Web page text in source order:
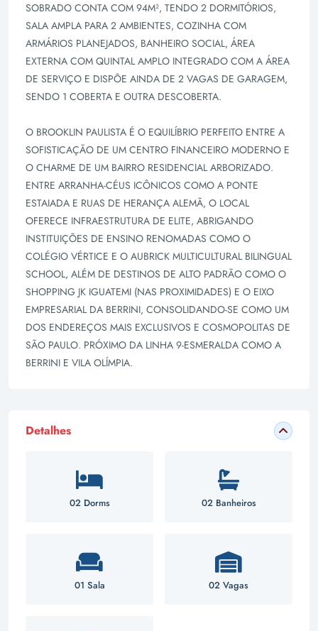
SOBRADO CONTA COM 94M², TENDO 2 DORMITÓRIOS,
SALA AMPLA PARA 2 AMBIENTES, COZINHA COM
ARMÁRIOS PLANEJADOS, BANHEIRO SOCIAL, ÁREA
EXTERNA COM QUINTAL AMPLO INTEGRADO COM A ÁREA
DE SERVIÇO E DISPÕE AINDA DE 2 VAGAS DE GARAGEM,
SENDO 1 COBERTA E OUTRA DESCOBERTA.
O BROOKLIN PAULISTA É O EQUILÍBRIO PERFEITO ENTRE A
SOFISTICAÇÃO DE UM CENTRO FINANCEIRO MODERNO E
O CHARME DE UM BAIRRO RESIDENCIAL ARBORIZADO.
ENTRE ARRANHA-CÉUS ICÔNICOS COMO A PONTE
ESTAIADA E RUAS DE HERANÇA ALEMÃ, O LOCAL
OFERECE INFRAESTRUTURA DE ELITE, ABRIGANDO
INSTITUIÇÕES DE ENSINO RENOMADAS COMO O
COLÉGIO VÉRTICE E O AUBRICK MULTICULTURAL BILINGUAL
SCHOOL, ALÉM DE DESTINOS DE ALTO PADRÃO COMO O
SHOPPING JK IGUATEMI (NAS PROXIMIDADES) E O EIXO
EMPRESARIAL DA BERRINI, CONSOLIDANDO-SE COMO UM
DOS ENDEREÇOS MAIS EXCLUSIVOS E COSMOPOLITAS DE
SÃO PAULO. PRÓXIMO DA LINHA 9-ESMERALDA COMO A
BERRINI E VILA OLÍMPIA.
Detalhes
02 Dorms 02 Banheiros
01 Sala 02 Vagas